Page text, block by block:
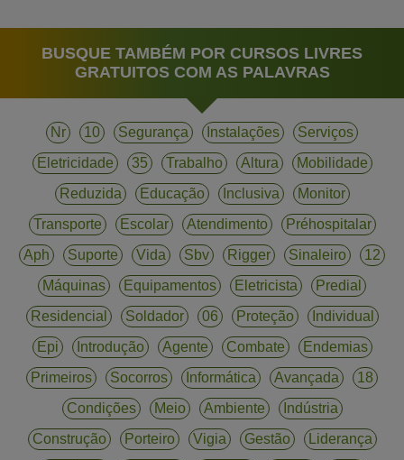
BUSQUE TAMBÉM POR CURSOS LIVRES
GRATUITOS COM AS PALAVRAS
Nr 10 Segurança Instalações
Serviços
Eletricidade
35 Trabalho Altura
Mobilidade
Reduzida
Educação Inclusiva
Monitor
Transporte
Escolar Atendimento
Préhospitalar
Aph
Suporte Vida Sbv Rigger Sinaleiro
12
Máquinas
Equipamentos Eletricista
Predial
Residencial
Soldador 06 Proteção
Individual
Epi
Introdução Agente Combate
Endemias
Primeiros
Socorros Informática Avançada
18
Condições
Meio Ambiente
Indústria
Construção
Porteiro Vigia Gestão
Liderança